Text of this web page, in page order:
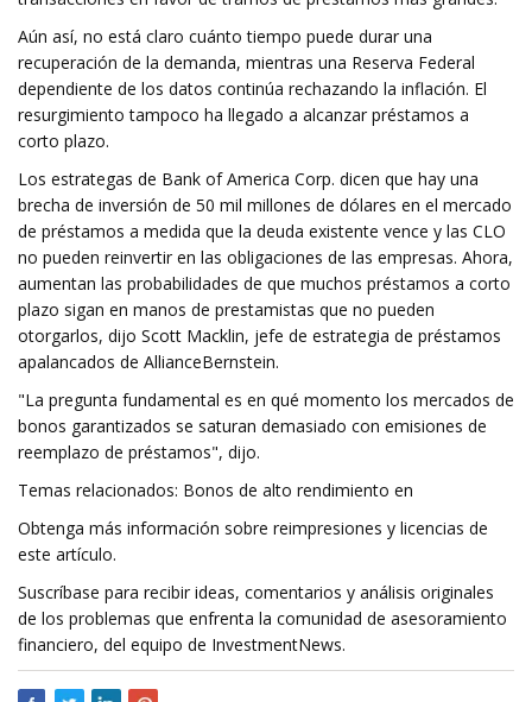
Aún así, no está claro cuánto tiempo puede durar una
recuperación de la demanda, mientras una Reserva Federal
dependiente de los datos continúa rechazando la inflación. El
resurgimiento tampoco ha llegado a alcanzar préstamos a
corto plazo.
Los estrategas de Bank of America Corp. dicen que hay una
brecha de inversión de 50 mil millones de dólares en el mercado
de préstamos a medida que la deuda existente vence y las CLO
no pueden reinvertir en las obligaciones de las empresas. Ahora,
aumentan las probabilidades de que muchos préstamos a corto
plazo sigan en manos de prestamistas que no pueden
otorgarlos, dijo Scott Macklin, jefe de estrategia de préstamos
apalancados de AllianceBernstein.
"La pregunta fundamental es en qué momento los mercados de
bonos garantizados se saturan demasiado con emisiones de
reemplazo de préstamos", dijo.
Temas relacionados: Bonos de alto rendimiento en
Obtenga más información sobre reimpresiones y licencias de
este artículo.
Suscríbase para recibir ideas, comentarios y análisis originales
de los problemas que enfrenta la comunidad de asesoramiento
financiero, del equipo de InvestmentNews.